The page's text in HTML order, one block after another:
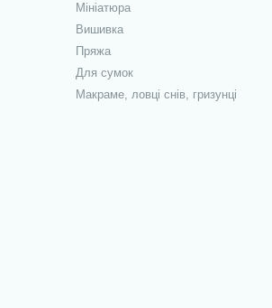
Мініатюра
Вишивка
Пряжа
Для сумок
Макраме, ловці снів, гризунці